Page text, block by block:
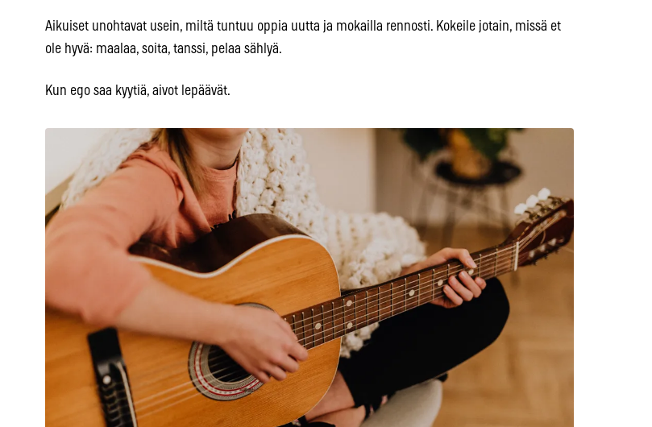
Aikuiset unohtavat usein, miltä tuntuu oppia uutta ja mokailla rennosti. Kokeile jotain, missä et
ole hyvä: maalaa, soita, tanssi, pelaa sählyä.
Kun ego saa kyytiä, aivot lepäävät.